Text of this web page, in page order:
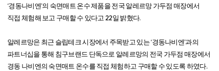
‘경동나비엔’의 숙면매트 온수 제품을 전국 알레르망 가두점 매장에서
직접 체험해 보고 구매할 수 있다고 22일 밝혔다.
알레르망은 최근 슬립테크 시장에서 주목받고 있는 ‘경동나비엔’과의
파트너십을 통해 침구브랜드 단독으로 알레르망의 전국 가두점 매장에서
경동 나비엔의 숙면매트 온수를 직접 체험하고 구매할 수 있도록 하였다.